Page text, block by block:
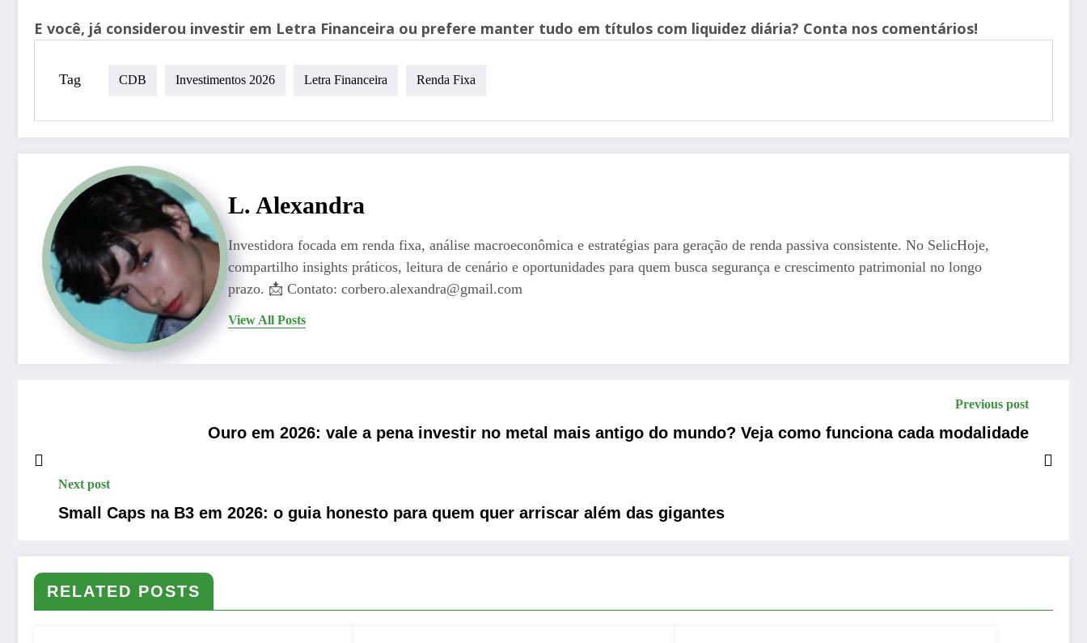
E você, já considerou investir em Letra Financeira ou prefere manter tudo em títulos com liquidez diária? Conta nos comentários!
Tag CDB Investimentos 2026 Letra Financeira Renda Fixa
L. Alexandra
Investidora focada em renda fixa, análise macroeconômica e estratégias para geração de renda passiva consistente. No SelicHoje,
compartilho insights práticos, leitura de cenário e oportunidades para quem busca segurança e crescimento patrimonial no longo
prazo. 📩 Contato: corbero.alexandra@gmail.com
View All Posts
Previous post
Ouro em 2026: vale a pena investir no metal mais antigo do mundo? Veja como funciona cada modalidade
Next post
Small Caps na B3 em 2026: o guia honesto para quem quer arriscar além das gigantes
RELATED POSTS